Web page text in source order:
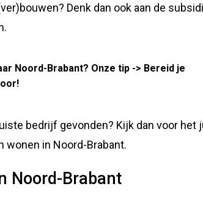
Denk dan ook aan de
Noord-Brabant? Onze tip -> Bereid je
bedrijf gevonden? Kijk dan voor het
wonen in Noord-Brabant.
Noord-Brabant